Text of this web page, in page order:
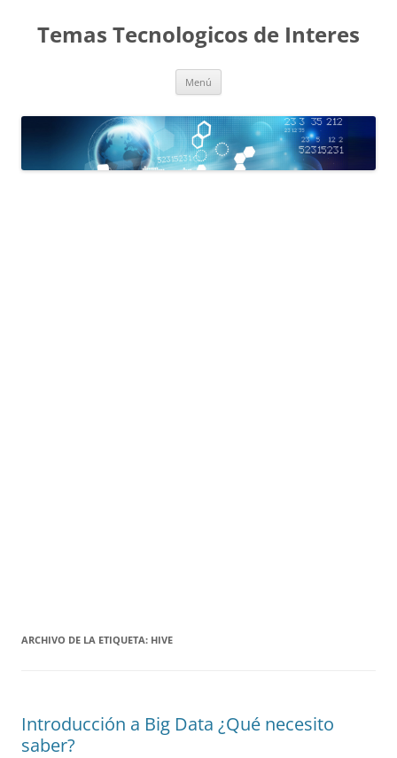
contenido
Temas Tecnologicos de Interes
Menú
ARCHIVO DE LA ETIQUETA: HIVE
Introducción a Big Data ¿Qué necesito
saber?